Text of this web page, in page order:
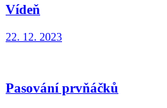
Vídeň
22. 12. 2023
Pasování prvňáčků